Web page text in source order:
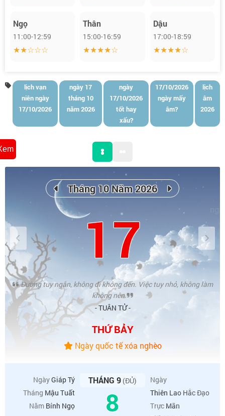
Ngọ
11:00-12:59
★★☆☆☆
Thân
15:00-16:59
★★★★☆
Dậu
17:00-18:59
★★★★☆
lịch vạn
niên ngày
17/10/2026
ngày 17
tháng 10
năm 2026
ngày
17/10/2026
tốt hay
xấu?
17/10/2026
ngày mấy
âm?
lịch
âm
2026
Tháng 10 Năm 2026
17
Đường tuy ngắn, không đi không đến. Việc tuy nhỏ, không làm
không nên.
- TUÂN TỬ -
THỨ BẢY
Ngày quốc tế xóa nghèo
NgàyGiáp Tý
Tháng Mậu Tuất
Năm Bính Ngọ
THÁNG 9(ĐỦ)
8
Ngày
Thiên Lao Hắc Đạo
Trực Mãn